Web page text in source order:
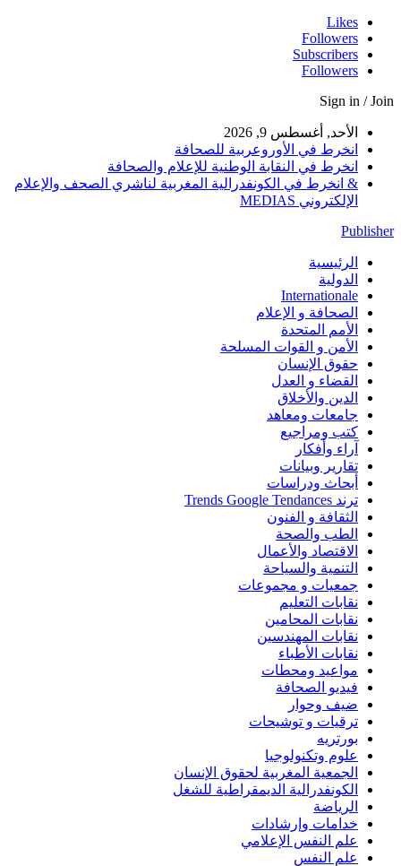
Likes
Followers
Subscribers
Followers
Sign in / Join
الأحد, أغسطس 9, 2026
انخرط في الأوروعربية للصحافة
انخرط في النقابة الوطنية للإعلام والصحافة
& انخرط في الكونفدرالية المغربية لناشري الصحف والإعلام
الإلكتروني MEDIAS
Publisher
الرئيسية
الدولية
Internationale
الصحافة و الإعلام
الأمم المتحدة
الأمن و القوات المسلحة
حقوق الإنسان
القضاء و العدل
الدين والأخلاق
جامعات ومعاهد
كتب ومراجيع
آراء وأفكار
تقارير وبيانات
أبحاث ودراسات
ترند Trends Google Tendances
الثقافة و الفنون
الطب والصحة
الاقتصاد والأعمال
التنمية والسياحة
جمعيات و مجموعات
نقابات التعليم
نقابات المحامين
نقابات المهندسين
نقابات الأطباء
مواعيد ومحطات
فيديو الصحافة
ضيف وحوار
ترقيات و توشيحات
بورتريه
علوم وتكنولوجيا
الجمعية المغربية لحقوق الإنسان
الكونفدرالية الديمقراطية للشغل
الرياضة
خدامات وإرشادات
علم النفس الإعلامي
علم النفس